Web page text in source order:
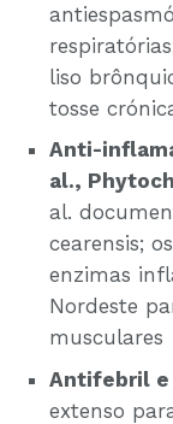
liso
tosse
Anti-
al.,
al.
cearensis;
enzimas
Nordeste
musculares
Antifebril
extenso